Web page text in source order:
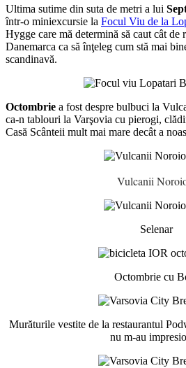
Ultima sutime din suta de metri a lui
într-o miniexcursie la Focul Viu de la
Hygge care mă determină să caut cât de
Danemarca ca să înţeleg cum stă mai
scandinavă.
Octombrie a fost despre bulbuci la
ca-n tablouri la Varşovia cu pierogi,
Casă Scânteii mult mai mare decât a
Vulcanii
Selenar
Octombrie cu
Murăturile vestite de la restaurantul
nu m-au